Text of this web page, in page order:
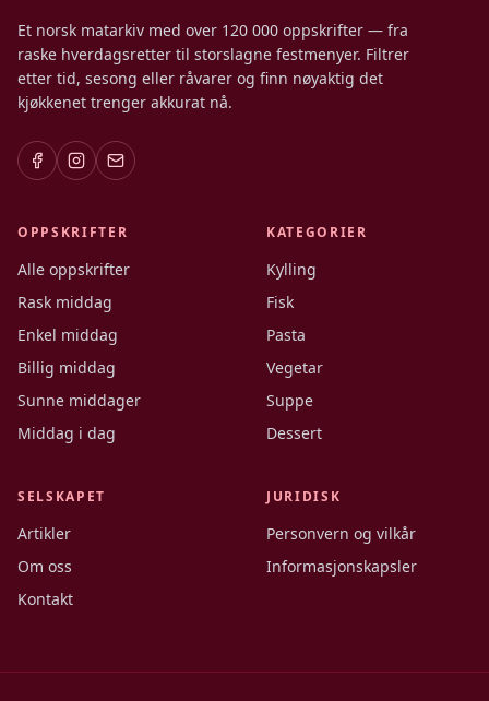
Et norsk matarkiv med over 120 000 oppskrifter — fra
raske hverdagsretter til storslagne festmenyer. Filtrer
etter tid, sesong eller råvarer og finn nøyaktig det
kjøkkenet trenger akkurat nå.
OPPSKRIFTER
Alle oppskrifter
Rask middag
Enkel middag
Billig middag
Sunne middager
Middag i dag
KATEGORIER
Kylling
Fisk
Pasta
Vegetar
Suppe
Dessert
SELSKAPET
Artikler
Om oss
Kontakt
JURIDISK
Personvern og vilkår
Informasjonskapsler